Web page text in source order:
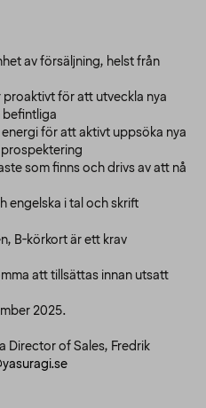
av försäljning, helst från
för att utveckla nya
befintliga
för att aktivt uppsöka nya
som finns och drivs av att nå
engelska i tal och skrift
B-körkort är ett krav
att tillsättas innan utsatt
2025.
Director of Sales, Fredrik